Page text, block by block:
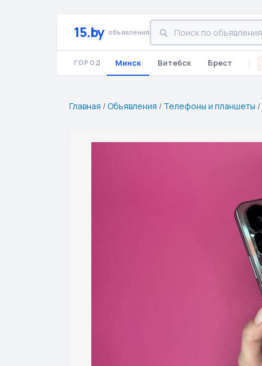
15.by объявления
ГОРОД Минск Витебск Брест
Главная /Объявления / Телефоны и планшеты /